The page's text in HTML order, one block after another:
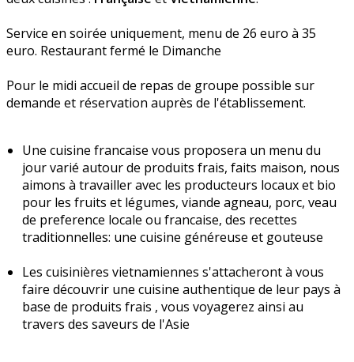
Service en soirée uniquement, menu de 26 euro à 35
euro. Restaurant fermé le Dimanche
Pour le midi accueil de repas de groupe possible sur
demande et réservation auprès de l'établissement.
Une cuisine francaise vous proposera un menu du
jour varié autour de produits frais, faits maison, nous
aimons à travailler avec les producteurs locaux et bio
pour les fruits et légumes, viande agneau, porc, veau
de preference locale ou francaise, des recettes
traditionnelles: une cuisine généreuse et gouteuse
Les cuisinières vietnamiennes s'attacheront à vous
faire découvrir une cuisine authentique de leur pays à
base de produits frais , vous voyagerez ainsi au
travers des saveurs de l'Asie